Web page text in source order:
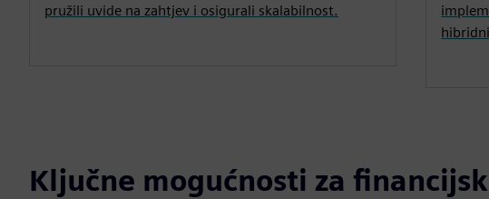
pružili uvide na zahtjev i osigurali skalabilnost.
Ključne mogućnosti za